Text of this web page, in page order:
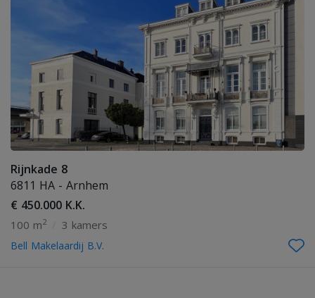
Rijnkade 8
6811 HA - Arnhem
€ 450.000 K.K.
100 m 2 3 kamers
Bell Makelaardij B.V.